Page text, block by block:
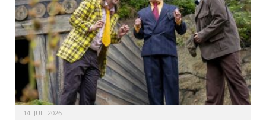
14. JULI 2026